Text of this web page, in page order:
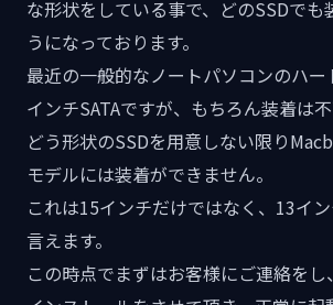
な形状をしている事で、どのSSDでも
うになっております。
最近の一般的なノートパソコンのハー
インチSATAですが、もちろん装着は不
どう形状のSSDを用意しない限り
モデルには装着ができません。
これは15インチだけではなく、13イ
言えます。
この時点でまずはお客様にご連絡をし